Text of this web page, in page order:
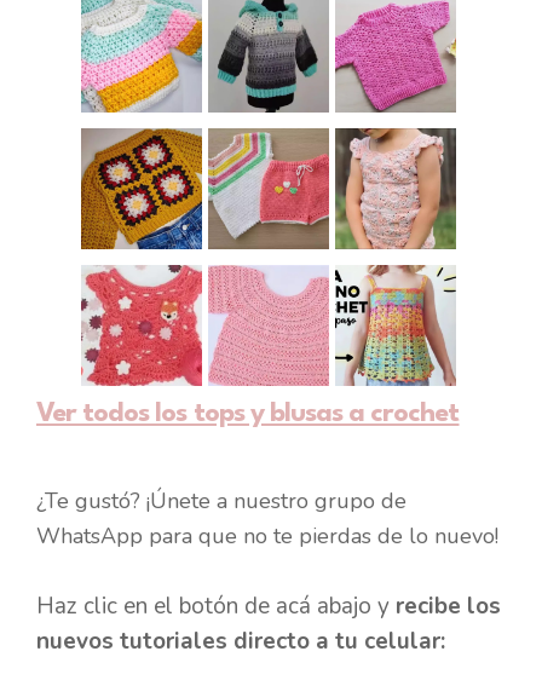
Ver todos los tops y blusas a crochet
¿Te gustó? ¡Únete a nuestro grupo de
WhatsApp para que no te pierdas de lo nuevo!
Haz clic en el botón de acá abajo y recibe los
nuevos tutoriales directo a tu celular: